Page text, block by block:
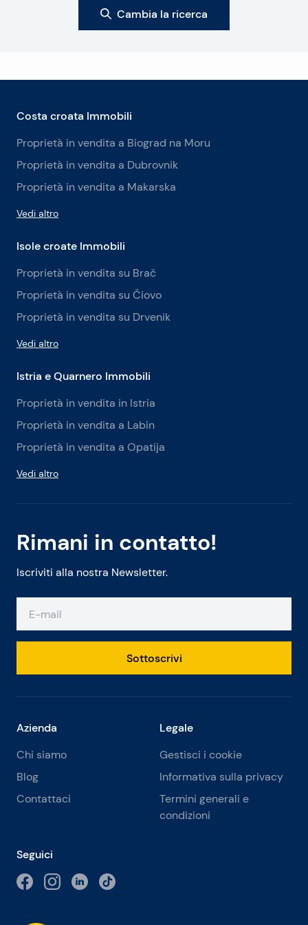
Cambia la ricerca
Rimani in contatto!
Iscriviti alla nostra Newsletter.
Sottoscrivi
Costa croata Immobili
Proprietà in vendita a Biograd na Moru
Proprietà in vendita a Dubrovnik
Proprietà in vendita a Makarska
Vedi altro
Isole croate Immobili
Proprietà in vendita su Brač
Proprietà in vendita su Čiovo
Proprietà in vendita su Drvenik
Vedi altro
Istria e Quarnero Immobili
Proprietà in vendita in Istria
Proprietà in vendita a Labin
Proprietà in vendita a Opatija
Vedi altro
Azienda
Chi siamo
Blog
Contattaci
Legale
Gestisci i cookie
Informativa sulla privacy
Termini generali e
condizioni
Seguici